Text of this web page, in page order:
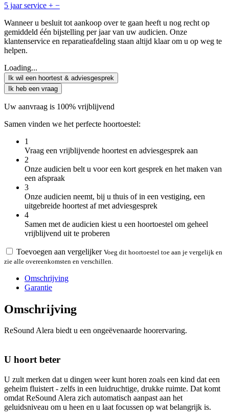
5 jaar service + −
Wanneer u besluit tot aankoop over te gaan heeft u nog recht op
gemiddeld één bijstelling per jaar van uw audicien. Onze
klantenservice en reparatieafdeling staan altijd klaar om u op weg te
helpen.
Loading...
Ik wil een hoortest & adviesgesprek
Ik heb een vraag
Uw aanvraag is 100% vrijblijvend
Samen vinden we het perfecte hoortoestel:
1
Vraag een vrijblijvende hoortest en adviesgesprek aan
2
Onze audicien belt u voor een kort gesprek en het maken van
een afspraak
3
Onze audicien neemt, bij u thuis of in een vestiging, een
uitgebreide hoortest af met adviesgesprek
4
Samen met de audicien kiest u een hoortoestel om geheel
vrijblijvend uit te proberen
Toevoegen aan vergelijker Voeg dit hoortoestel toe aan je vergelijk en
zie alle overeenkomsten en verschillen.
Omschrijving
Garantie
Omschrijving
ReSound Alera biedt u een ongeëvenaarde hoorervaring.
U hoort beter
U zult merken dat u dingen weer kunt horen zoals een kind dat een
geheim fluistert - zelfs in een luidruchtige, drukke ruimte. Dat komt
omdat ReSound Alera zich automatisch aanpast aan het
geluidsniveau om u heen en u laat focussen op wat belangrijk is.